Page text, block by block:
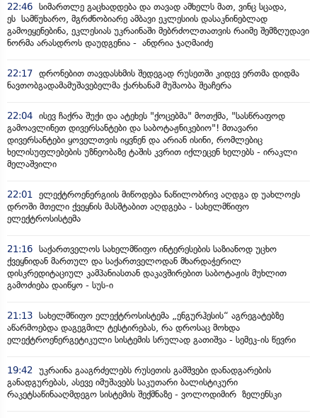
22:46 სიმართლე გაცხადდება და თავად ამხელს მათ, ვინც სცადა,
ეს სამწუხარო, მგრძნობიარე ამბავი ეკლესიის დასაკნინებლად
გამოეყენებინა, ეკლესიას უკრაინაში მებრძოლთათვის რაიმე შემზღუდავი
ნორმა არასდროს დაუდგენია - ანდრია ჯაღმაიძე
22:17 დრონებით თავდასხმის შედეგად რუსეთში კიდევ ერთმა დიდმა
ნავთობგადამამუშავებელმა ქარხანამ მუშაობა შეაჩერა
22:04 ისევ ჩაქრა შუქი და ატეხეს "ქოცებმა" მოთქმა, "სასწრაფოდ
გამოავლინეთ დივერსანტები და საბოტაჟნიკებიო"! მთავარი
დივერსანტები ყოველთვის იყვნენ და არიან ისინი, რომლებიც
ხელისუფლებების უზნეობაზე ტაშის კვრით იქლეცენ ხელებს - ირაკლი
მელაშვილი
22:01
ელექტროენერგიის მიწოდება ნაწილობრივ აღდგა დ უახლოეს
დროში მთელი ქვეყნის მასშტაბით აღდგება - სახელმწიფო
ელექტროსისტემა
21:16 საქართველოს სახელმწიფო ინტერესების საზიანოდ უცხო
ქვეყნიდან მართულ და საქართველოდან მხარდაჭერილ
დისკრედიტაციულ კამპანიასთან დაკავშირებით საბოტაჟის მუხლით
გამოძიება დაიწყო - სუს-ი
21:13 სახელმწიფო ელექტროსისტემა „ენგურჰესის“ აგრეგატებზე
აწარმოებდა დაგეგმილ ტესტირებას, რა დროსაც მოხდა
ელექტროენერგეტიკული სისტემის სრულად გათიშვა - სემეკ-ის წევრი
19:42
უკრაინა გააგრძელებს რუსეთის გამშვები დანადგარების
განადგურებას, ასევე იმუშავებს საკუთარი ბალისტიკური
რაკეტსაწინააღმდეგო სისტემის შექმნაზე - ვოლოდიმირ ზელენსკი